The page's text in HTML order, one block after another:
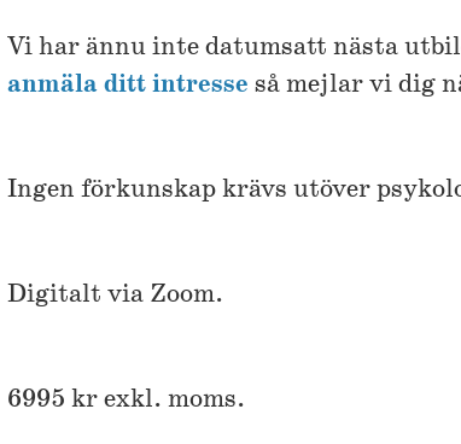
Vi har ännu inte datumsatt nästa
anmäla ditt intresse så mejlar vi dig
Ingen förkunskap krävs utöver
Digitalt via Zoom.
6995 kr exkl. moms.